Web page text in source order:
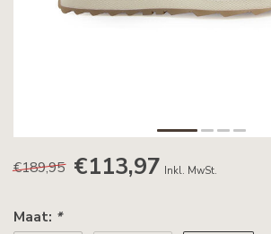
€189,95 €113,97 Inkl. MwSt.
Maat: *